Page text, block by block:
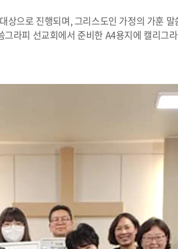
상으로 진행되며, 그리스도인 가정의 가훈
라피 선교회에서 준비한 A4용지에 캘리그